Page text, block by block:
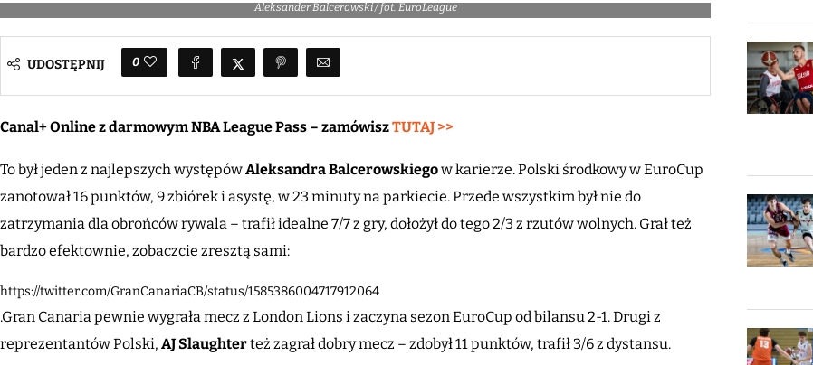
Aleksander Balcerowski / fot. EuroLeague
UDOSTĘPNIJ 0
Canal+ Online z darmowym NBA League Pass – zamówiszTUTAJ >>
To był jeden z najlepszych występówAleksandra Balcerowskiegow karierze. Polski środkowy w EuroCup
zanotował 16 punktów, 9 zbiórek i asystę, w 23 minuty na parkiecie. Przede wszystkim był nie do
zatrzymania dla obrońców rywala – trafił idealne 7/7 z gry, dołożył do tego 2/3 z rzutów wolnych. Grał też
bardzo efektownie, zobaczcie zresztą sami:
https://twitter.com/GranCanariaCB/status/1585386004717912064
.Gran Canaria pewnie wygrała mecz z London Lions i zaczyna sezon EuroCup od bilansu 2-1. Drugi z
reprezentantów Polski, AJ Slaughterteż zagrał dobry mecz – zdobył 11 punktów, trafił 3/6 z dystansu.